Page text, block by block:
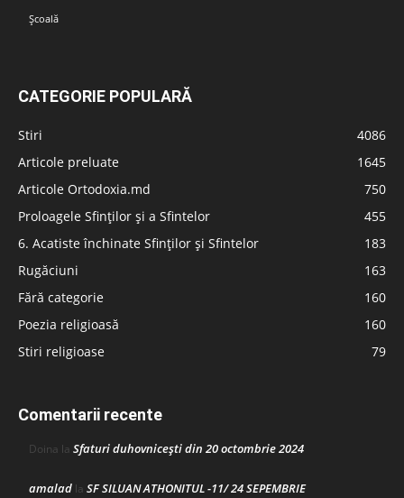
Școală
CATEGORIE POPULARĂ
Stiri
4086
Articole preluate
1645
Articole Ortodoxia.md
750
Proloagele Sfinților și a Sfintelor
455
6. Acatiste închinate Sfinților și Sfintelor
183
Rugăciuni
163
Fără categorie
160
Poezia religioasă
160
Stiri religioase
79
Comentarii recente
Doina la Sfaturi duhovnicești din 20 octombrie 2024
amalad la SF SILUAN ATHONITUL -11/ 24 SEPEMBRIE